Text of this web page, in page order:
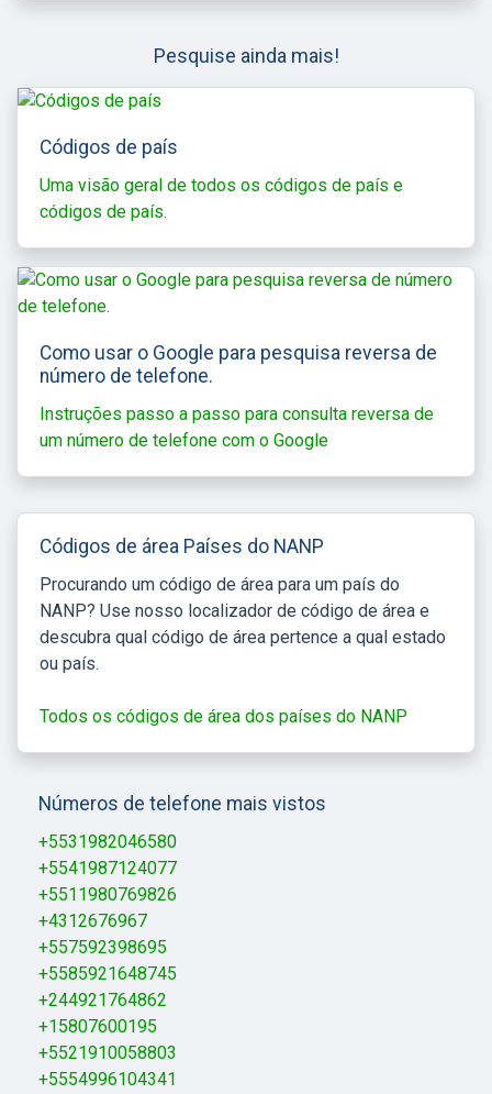
Pesquise ainda mais!
Códigos de país
Uma visão geral de todos os códigos de país e
códigos de país.
Como usar o Google para pesquisa reversa de
número de telefone.
Instruções passo a passo para consulta reversa de
um número de telefone com o Google
Códigos de área Países do NANP
Procurando um código de área para um país do
NANP? Use nosso localizador de código de área e
descubra qual código de área pertence a qual estado
ou país.
Todos os códigos de área dos países do NANP
Números de telefone mais vistos
+5531982046580
+5541987124077
+5511980769826
+4312676967
+557592398695
+5585921648745
+244921764862
+15807600195
+5521910058803
+5554996104341